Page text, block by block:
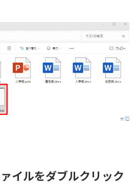
イルをダブルクリック